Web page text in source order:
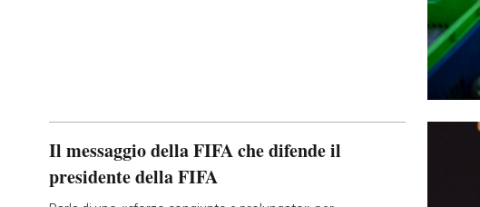
Il messaggio della FIFA che difende il
presidente della FIFA